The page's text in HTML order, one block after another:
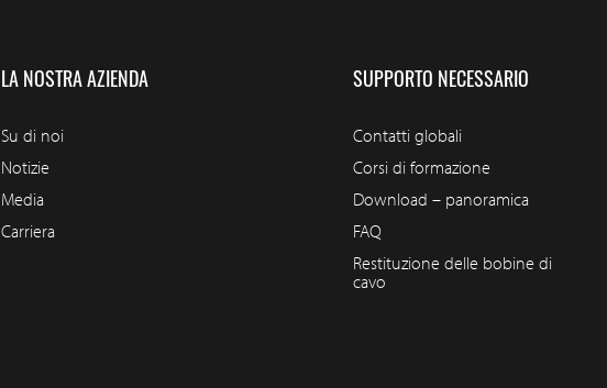
LA NOSTRA AZIENDA
Su di noi
Notizie
Media
Carriera
SUPPORTO NECESSARIO
Contatti globali
Corsi di formazione
Download – panoramica
FAQ
Restituzione delle bobine di
cavo